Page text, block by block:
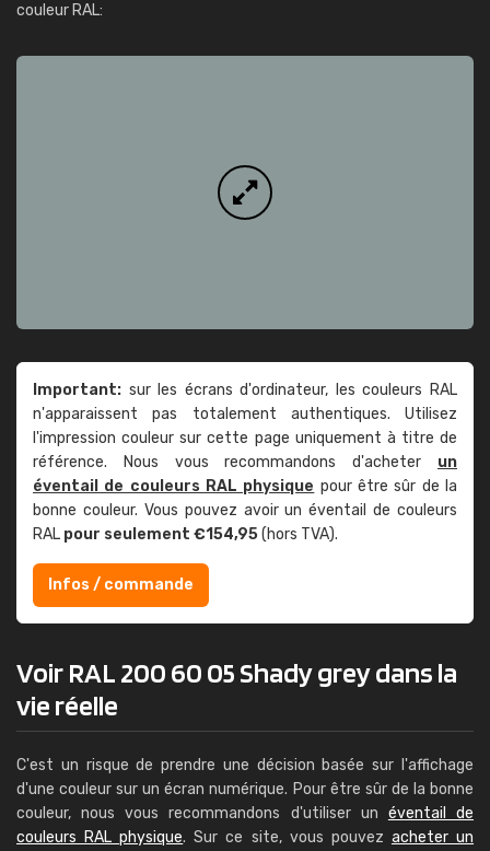
couleur RAL:
Important: sur les écrans d'ordinateur, les couleurs RAL
n'apparaissent pas totalement authentiques. Utilisez
l'impression couleur sur cette page uniquement à titre de
référence. Nous vous recommandons d'acheter un
éventail de couleurs RAL physique pour être sûr de la
bonne couleur. Vous pouvez avoir un éventail de couleurs
RAL pour seulement €154,95(hors TVA).
Infos / commande
Voir RAL 200 60 05 Shady grey dans la
vie réelle
C'est un risque de prendre une décision basée sur l'affichage
d'une couleur sur un écran numérique. Pour être sûr de la bonne
couleur, nous vous recommandons d'utiliser un éventail de
couleurs RAL physique. Sur ce site, vous pouvez acheter un